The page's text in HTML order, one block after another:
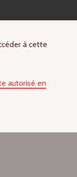
à cette
autorisé en